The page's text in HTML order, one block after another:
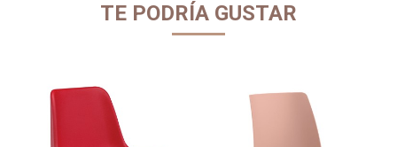
TE PODRÍA GUSTAR